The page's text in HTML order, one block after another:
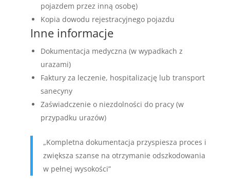
pojazdem przez inną osobę)
Kopia dowodu rejestracyjnego pojazdu
Inne informacje
Dokumentacja medyczna (w wypadkach z
urazami)
Faktury za leczenie, hospitalizację lub transport
sanecyny
Zaświadczenie o niezdolności do pracy (w
przypadku urazów)
„Kompletna dokumentacja przyspiesza proces i
zwiększa szanse na otrzymanie odszkodowania
w pełnej wysokości”